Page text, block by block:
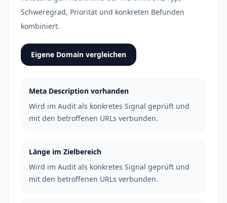
Schweregrad, Priorität und konkreten Befunden
kombiniert.
Eigene Domain vergleichen
Meta Description vorhanden
Wird im Audit als konkretes Signal geprüft und
mit den betroffenen URLs verbunden.
Länge im Zielbereich
Wird im Audit als konkretes Signal geprüft und
mit den betroffenen URLs verbunden.